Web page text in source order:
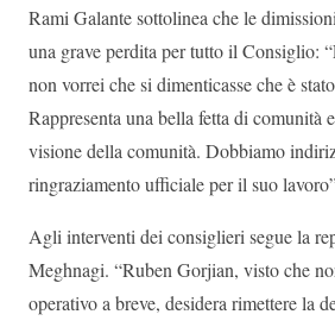
Rami Galante sottolinea che le
una grave perdita per tutto il Consiglio:
non vorrei che si dimenticasse che è
Rappresenta una bella fetta di comunità
visione della comunità. Dobbiamo
ringraziamento ufficiale per il suo
Agli interventi dei consiglieri segue la
Meghnagi. “Ruben Gorjian, visto che
operativo a breve, desidera rimettere la